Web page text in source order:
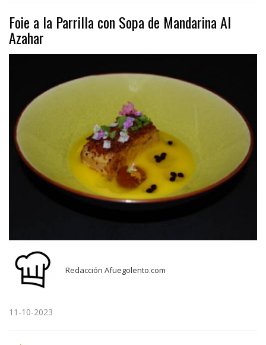
Foie a la Parrilla con Sopa de Mandarina Al
Azahar
Redacción Afuegolento.com
11-10-2023